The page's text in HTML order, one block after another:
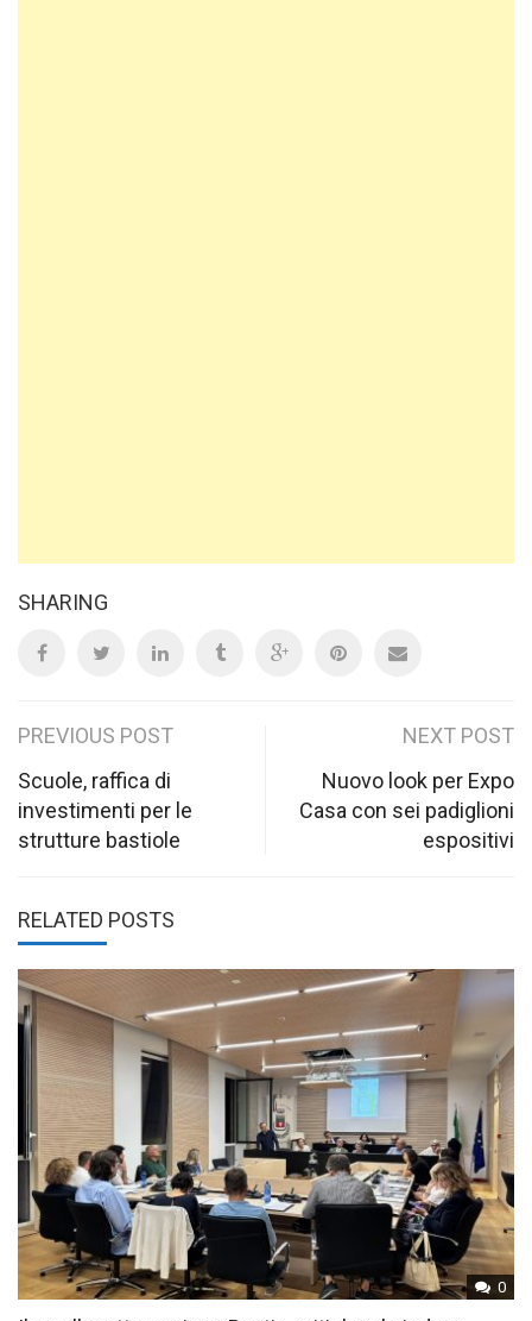
SHARING
Post
navigation
PREVIOUS POST
Scuole, raffica di
investimenti per le
strutture bastiole
NEXT POST
Nuovo look per Expo
Casa con sei padiglioni
espositivi
RELATED POSTS
0